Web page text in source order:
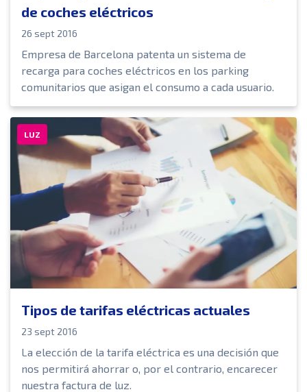
de coches eléctricos
26 sept 2016
Empresa de Barcelona patenta un sistema de
recarga para coches eléctricos en los parking
comunitarios que asigan el consumo a cada usuario.
LUZ
Tipos de tarifas eléctricas actuales
23 sept 2016
La elección de la tarifa eléctrica es una decisión que
nos permitirá ahorrar o, por el contrario, encarecer
nuestra factura de luz.